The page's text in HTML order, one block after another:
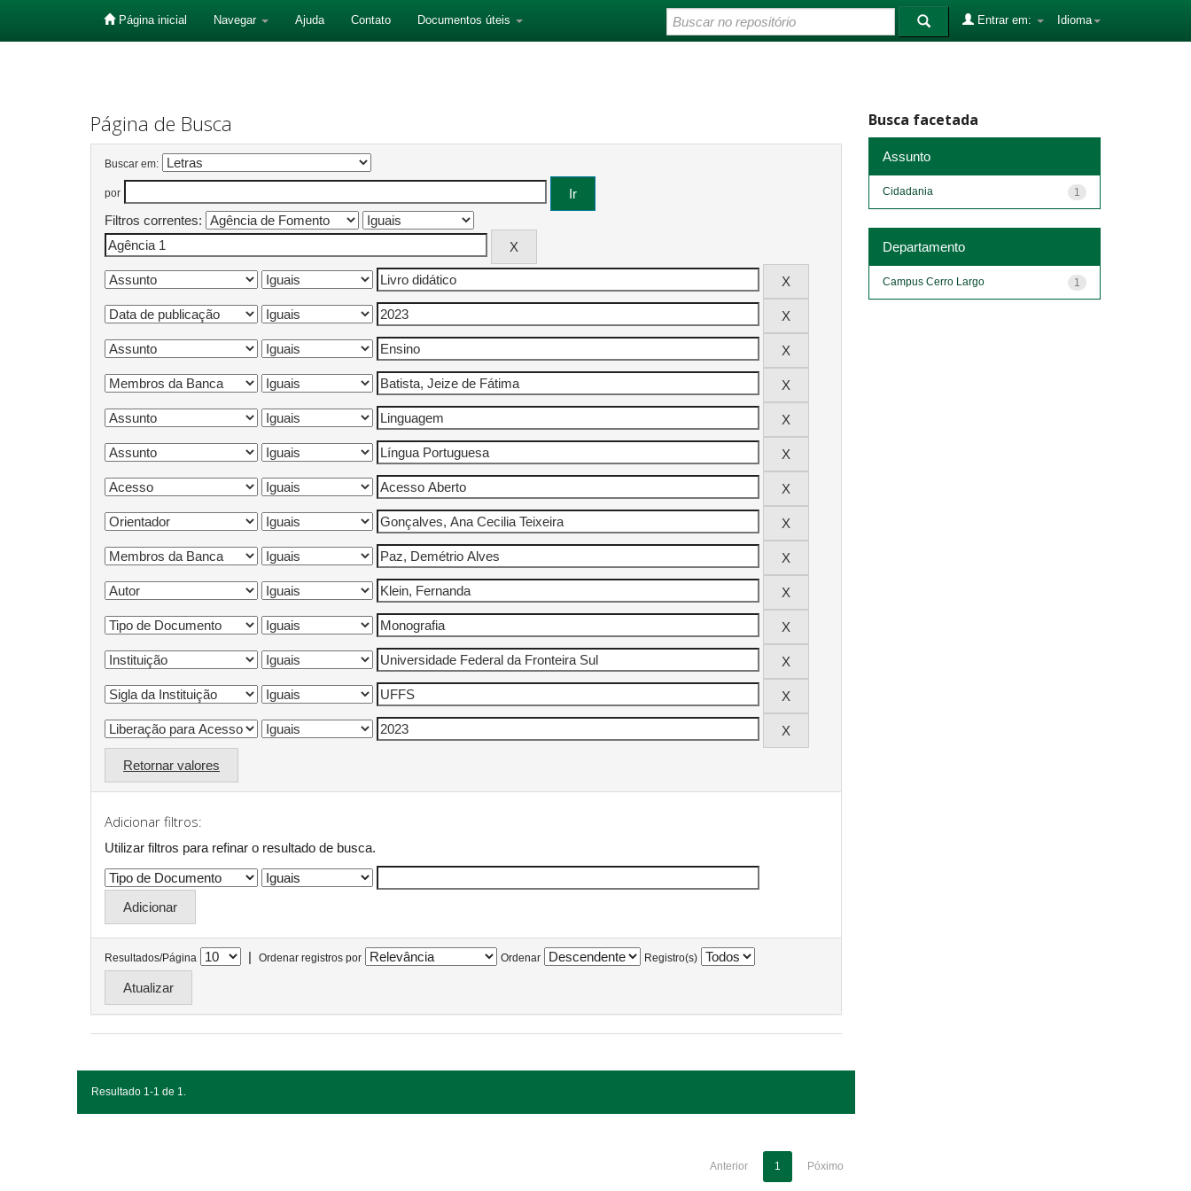
Página inicial Navegar Ajuda Contato Documentos úteis Idioma
Entrar em:
Página de Busca
Buscar em:
por
Filtros correntes:
Retornar valores
Adicionar filtros:
Utilizar filtros para refinar o resultado de busca.
Resultados/Página | Ordenar registros por Ordenar Registro(s)
Resultado 1-1 de 1.
Anterior 1 Póximo
Busca facetada
Assunto
1
Cidadania
Departamento
1
Campus Cerro Largo